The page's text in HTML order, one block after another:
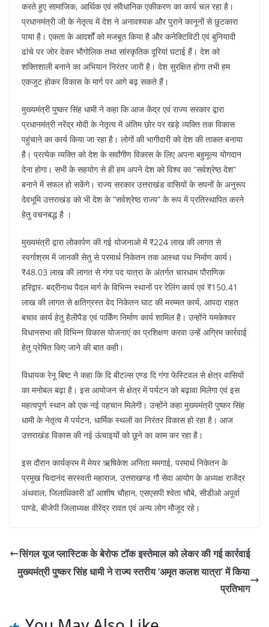
करते हुए सामाजिक, आर्थिक एवं संवैधानिक एकीकरण का कार्य चल रहा है।
प्रधानमंत्री जी के नेतृत्व में देश ने अनावश्यक और पुराने कानूनों से छुटकारा
पाया है। एकता के आदर्शों को मजबूत किया है और कनेक्टिविटी एवं बुनियादी
ढांचे पर जोर देकर भौगोलिक तथा सांस्कृतिक दूरियां घटाई हैं। देश को
शक्तिशाली बनाने का अभियान निरंतर जारी है। देश सुरक्षित होगा तभी हम
एकजुट होकर विकास के मार्ग पर आगे बढ़ सकते हैं।
मुख्यमंत्री पुष्कर सिंह धामी ने कहा कि आज केंद्र एवं राज्य सरकार द्वारा
प्रधानमंत्री नरेंद्र मोदी के नेतृत्व में अंतिम छोर पर खड़े व्यक्ति तक विकास
पहुंचाने का कार्य किया जा रहा है। लोगों की भागीदारी को देश की ताकत बनाया
है। प्रत्येक व्यक्ति को देश के सर्वांगीण विकास के लिए अपना बहुमूल्य योगदान
देना होगा। सभी के सहयोग से ही हम अपने देश को विश्व का “सर्वश्रेष्ठ देश”
बनाने में सफल हो सकेंगे। राज्य सरकार उत्तराखंड वासियों के सपनों के अनुरूप
देवभूमि उत्तराखंड को भी देश के “सर्वश्रेष्ठ राज्य” के रूप में प्रतिस्थापित करने
हेतु वचनबद्ध है ।
मुख्यमंत्री द्वारा लोकार्पण की गई योजनाओ में ₹224 लाख की लागत से
स्वर्गाश्रम में जानकी सेतु से परमार्थ निकेतन तक आस्था पथ निर्माण कार्य।
₹48.03 लाख की लागत से गंगा पद यात्रा के अंतर्गत चारधाम पौराणिक
हरिद्वार- बद्रीनाथ पैदल मार्ग के विभिन्न स्थानों पर रेलिंग कार्य एवं ₹150.41
लाख की लागत से क्षतिग्रस्त वेद निकेतन घाट की मरम्मत कार्य, आपदा राहत
बचाव कार्य हेतु हैलीपैड एवं पार्किंग निर्माण कार्य शामिल है। उन्होंने यमकेश्वर
विधानसभा की विभिन्न विकास योजनाएं का प्रशिक्षण करवा उन्हें अग्रिम कार्रवाई
हेतु प्रेषित किए जाने की बात कही।
विधायक रेनू बिष्ट ने कहा कि दि बीटल्स एण्ड दि गंगा फेस्टिवल से क्षेत्र वासियों
का मनोबल बढ़ा है। इस आयोजन से क्षेत्र में पर्यटन को बढ़ावा मिलेगा एवं इस
महत्वपूर्ण स्थान को एक नई पहचान मिलेगी। उन्होंने कहा मुख्यमंत्री पुष्कर सिंह
धामी के नेतृत्व में पर्यटन, धार्मिक स्थलों का निरंतर विकास हो रहा है। आज
उत्तराखंड विकास की नई ऊंचाइयों को छूने का काम कर रहा है।
इस दौरान कार्यक्रम में मेयर ऋषिकेश अनिता ममगाई, परमार्थ निकेतन के
प्रमुख चिदानंद सरस्वती महाराज, उत्तराखण्ड गौ सेवा आयोग के अध्यक्ष राजेंद्र
अंथवाल, जिलाधिकारी डॉ आशीष चौहान, एसएसपी श्वेता चौबे, सीडीओ अपूर्वा
पाण्डे, बीजेपी जिलाध्यक्ष वीरेंद्र रावत एवं अन्य लोग मौजूद रहे।
सिंगल यूज प्लास्टिक के बेरोफ टॉक इस्तेमाल को लेकर की गई कार्रवाई
मुख्यमंत्री पुष्कर सिंह धामी ने राज्य स्तरीय ‘अमृत कलश यात्रा’ में किया
प्रतिभाग